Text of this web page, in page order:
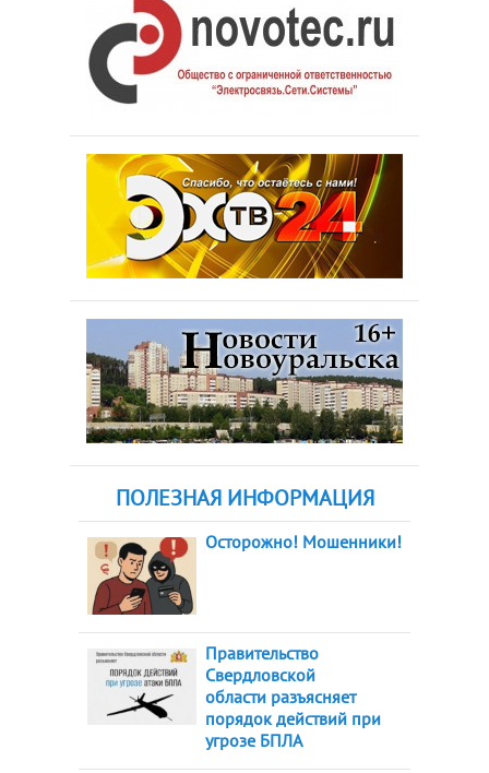
ПОЛЕЗНАЯ ИНФОРМАЦИЯ
Осторожно! Мошенники!
Правительство
Свердловской
области разъясняет
порядок действий при
угрозе БПЛА